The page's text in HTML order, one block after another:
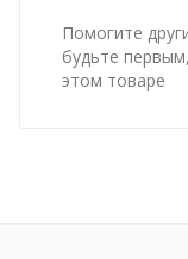
Помогите
будьте
этом товаре